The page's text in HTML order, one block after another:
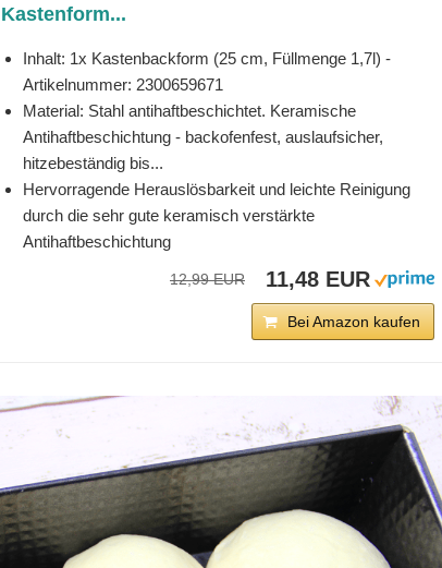
Kastenform...
Inhalt: 1x Kastenbackform (25 cm, Füllmenge 1,7l) -
Artikelnummer: 2300659671
Material: Stahl antihaftbeschichtet. Keramische
Antihaftbeschichtung - backofenfest, auslaufsicher,
hitzebeständig bis...
Hervorragende Herauslösbarkeit und leichte Reinigung
durch die sehr gute keramisch verstärkte
Antihaftbeschichtung
12,99 EUR 11,48 EUR
Bei Amazon kaufen